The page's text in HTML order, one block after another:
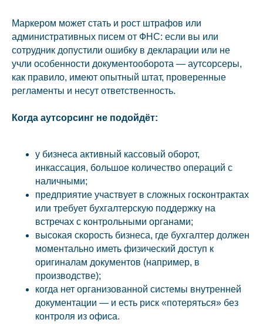
Маркером может стать и рост штрафов или
административных писем от ФНС: если вы или
сотрудник допустили ошибку в декларации или не
учли особенности документооборота — аутсорсеры,
как правило, имеют опытный штат, проверенные
регламенты и несут ответственность.
Когда аутсорсинг не подойдёт:
у бизнеса активный кассовый оборот,
инкассация, большое количество операций с
наличными;
предприятие участвует в сложных госконтрактах
или требует бухгалтерскую поддержку на
встречах с контрольными органами;
высокая скорость бизнеса, где бухгалтер должен
моментально иметь физический доступ к
оригиналам документов (например, в
производстве);
когда нет организованной системы внутренней
документации — и есть риск «потеряться» без
контроля из офиса.